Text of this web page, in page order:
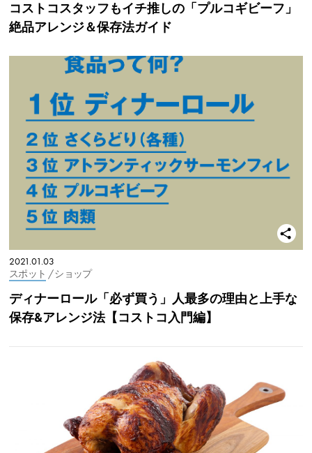
コストコスタッフもイチ推しの「プルコギビーフ」
絶品アレンジ＆保存法ガイド
2021.01.03
スポット / ショップ
ディナーロール「必ず買う」人最多の理由と上手な
保存&アレンジ法【コストコ入門編】